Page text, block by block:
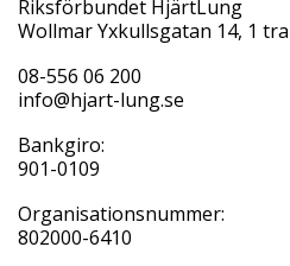
Riksförbundet HjärtLung
Wollmar Yxkullsgatan 14, 1
08-556 06 200
info@hjart-lung.se
Bankgiro:
901-0109
Organisationsnummer:
802000-6410